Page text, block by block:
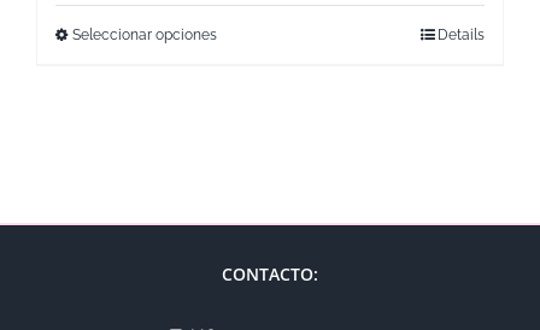
Seleccionar opciones Details
CONTACTO: